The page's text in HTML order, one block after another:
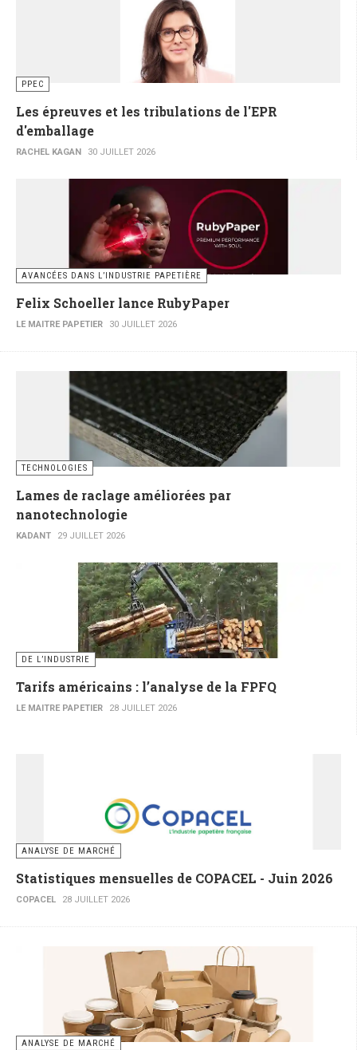
PPEC
Les épreuves et les tribulations de l'EPR
d'emballage
RACHEL KAGAN 30 JUILLET 2026
AVANCÉES DANS L’INDUSTRIE PAPETIÈRE
Felix Schoeller lance RubyPaper
LE MAITRE PAPETIER 30 JUILLET 2026
TECHNOLOGIES
Lames de raclage améliorées par
nanotechnologie
KADANT 29 JUILLET 2026
DE L’INDUSTRIE
Tarifs américains : l’analyse de la FPFQ
LE MAITRE PAPETIER 28 JUILLET 2026
ANALYSE DE MARCHÉ
Statistiques mensuelles de COPACEL - Juin 2026
COPACEL 28 JUILLET 2026
ANALYSE DE MARCHÉ